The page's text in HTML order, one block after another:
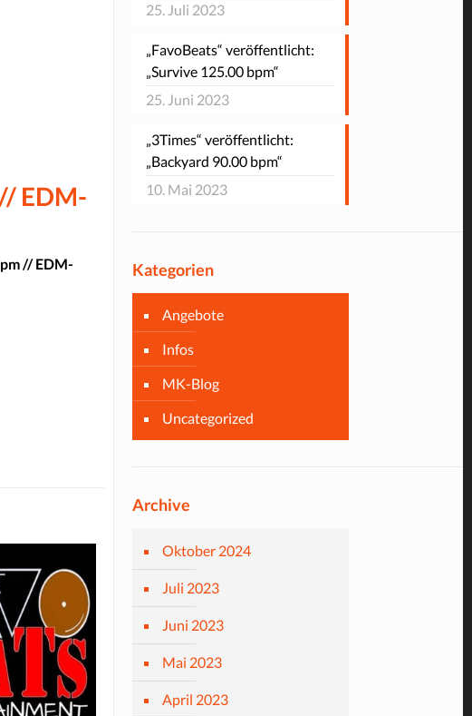
EDM-
// EDM-
25. Juli 2023
„FavoBeats“ veröffentlicht:
„Survive 125.00 bpm“
25. Juni 2023
„3Times“ veröffentlicht:
„Backyard 90.00 bpm“
10. Mai 2023
Kategorien
Angebote
Infos
MK-Blog
Uncategorized
Archive
Oktober 2024
Juli 2023
Juni 2023
Mai 2023
April 2023